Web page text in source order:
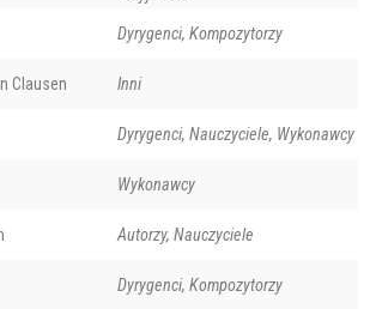
Dyrygenci, Kompozytorzy
Clausen Inni
Dyrygenci, Nauczyciele, Wykonawcy
Wykonawcy
Autorzy, Nauczyciele
Dyrygenci, Kompozytorzy